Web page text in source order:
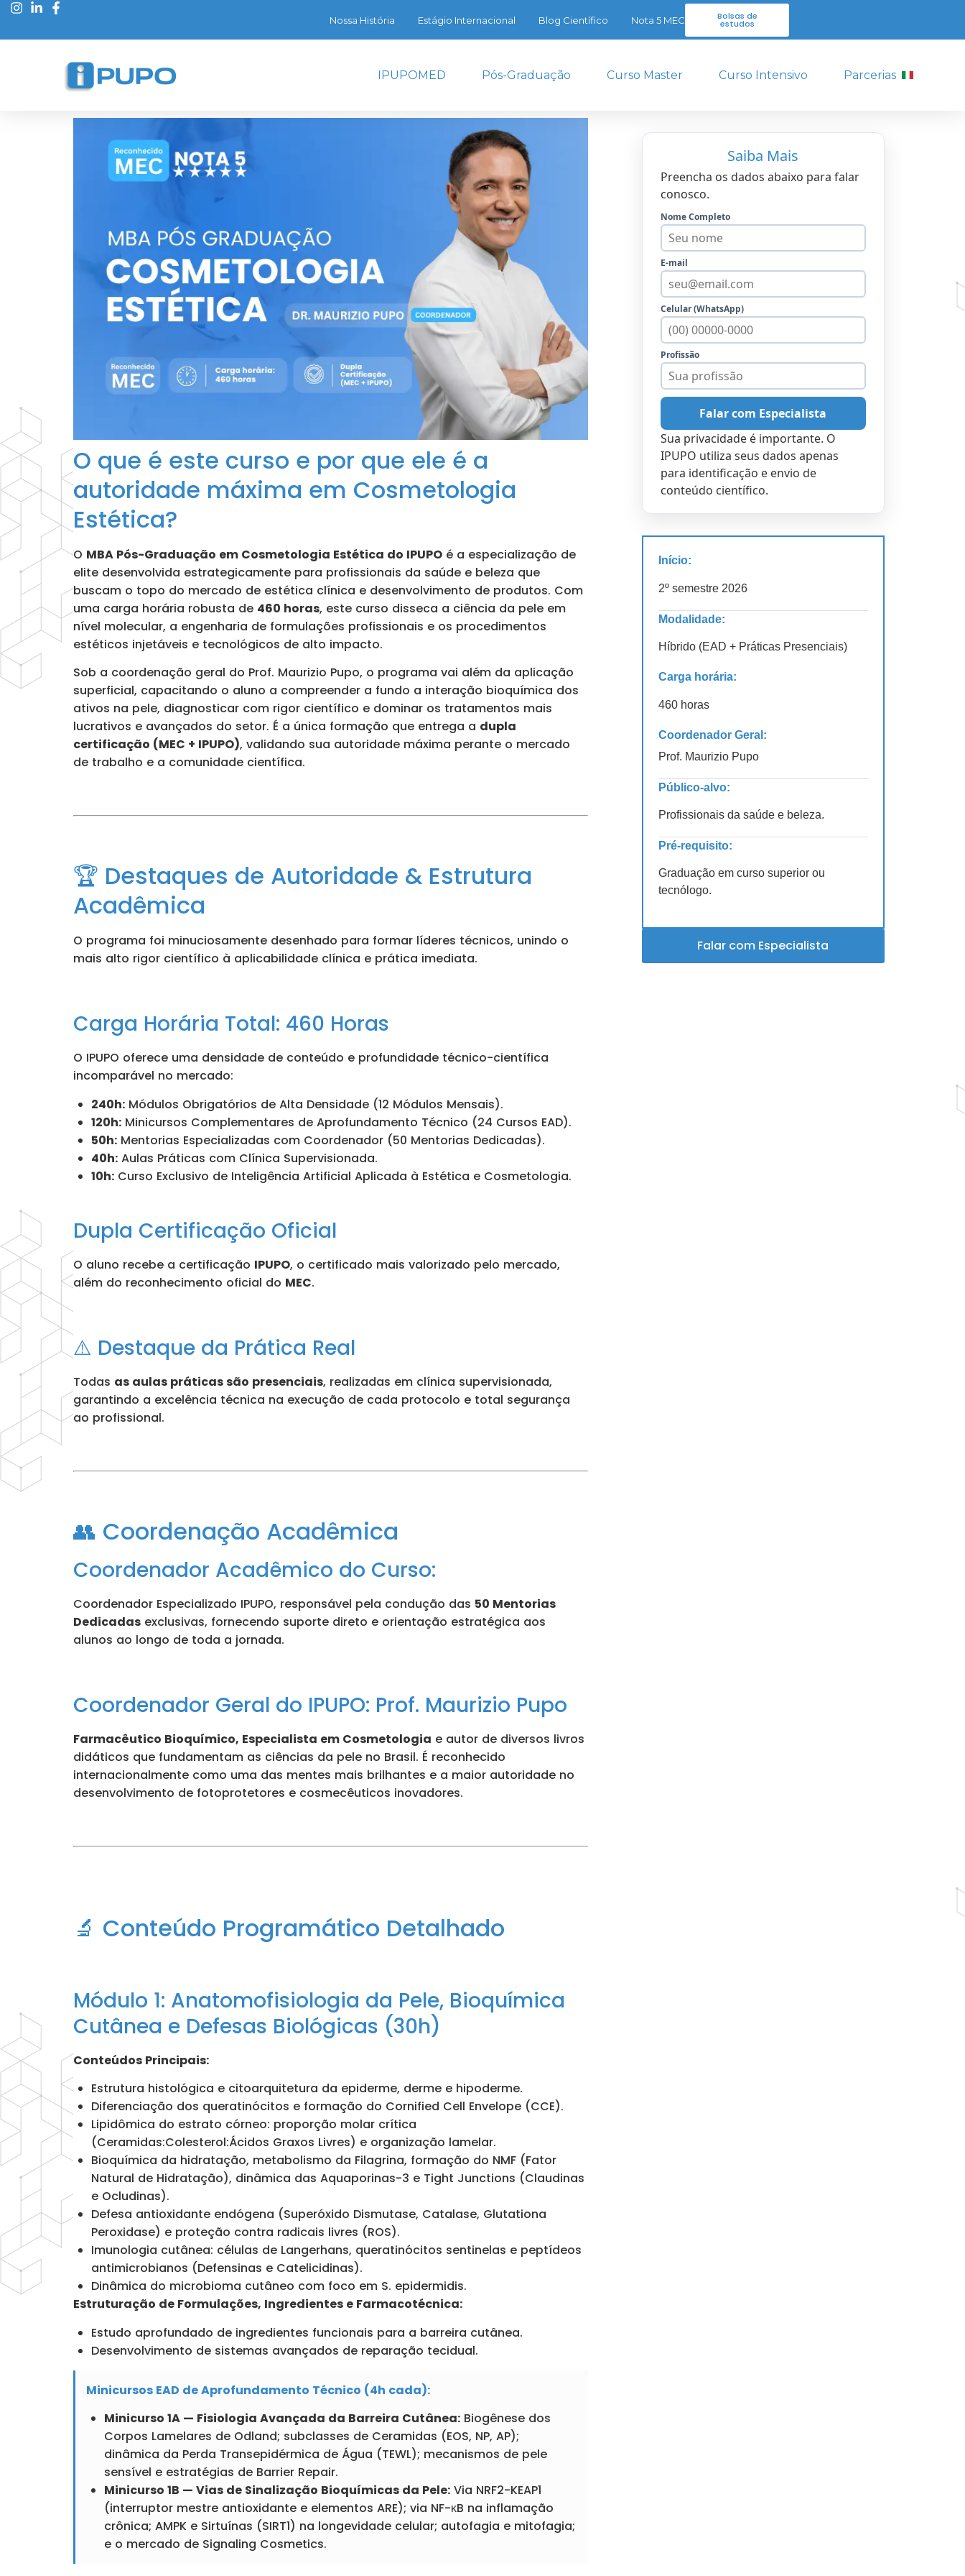
Bolsas de
estudos
Nossa História Estágio Internacional Blog Científico Nota 5 MEC
IPUPOMED Pós-Graduação Curso Master Curso Intensivo Parcerias
O que é este curso e por que ele é a
autoridade máxima em Cosmetologia
Estética?
O MBA Pós-Graduação em Cosmetologia Estética do IPUPO é a especialização de
elite desenvolvida estrategicamente para profissionais da saúde e beleza que
buscam o topo do mercado de estética clínica e desenvolvimento de produtos. Com
uma carga horária robusta de 460 horas, este curso disseca a ciência da pele em
nível molecular, a engenharia de formulações profissionais e os procedimentos
estéticos injetáveis e tecnológicos de alto impacto.
Sob a coordenação geral do Prof. Maurizio Pupo, o programa vai além da aplicação
superficial, capacitando o aluno a compreender a fundo a interação bioquímica dos
ativos na pele, diagnosticar com rigor científico e dominar os tratamentos mais
lucrativos e avançados do setor. É a única formação que entrega a dupla
certificação (MEC + IPUPO), validando sua autoridade máxima perante o mercado
de trabalho e a comunidade científica.
🏆 Destaques de Autoridade & Estrutura
Acadêmica
O programa foi minuciosamente desenhado para formar líderes técnicos, unindo o
mais alto rigor científico à aplicabilidade clínica e prática imediata.
Carga Horária Total: 460 Horas
O IPUPO oferece uma densidade de conteúdo e profundidade técnico-científica
incomparável no mercado:
240h: Módulos Obrigatórios de Alta Densidade (12 Módulos Mensais).
120h: Minicursos Complementares de Aprofundamento Técnico (24 Cursos EAD).
50h: Mentorias Especializadas com Coordenador (50 Mentorias Dedicadas).
40h: Aulas Práticas com Clínica Supervisionada.
10h: Curso Exclusivo de Inteligência Artificial Aplicada à Estética e Cosmetologia.
Dupla Certificação Oficial
O aluno recebe a certificação IPUPO, o certificado mais valorizado pelo mercado,
além do reconhecimento oficial do MEC.
⚠️ Destaque da Prática Real
Todas as aulas práticas são presenciais, realizadas em clínica supervisionada,
garantindo a excelência técnica na execução de cada protocolo e total segurança
ao profissional.
👥 Coordenação Acadêmica
Coordenador Acadêmico do Curso:
Coordenador Especializado IPUPO, responsável pela condução das 50 Mentorias
Dedicadas exclusivas, fornecendo suporte direto e orientação estratégica aos
alunos ao longo de toda a jornada.
Coordenador Geral do IPUPO: Prof. Maurizio Pupo
Farmacêutico Bioquímico, Especialista em Cosmetologia e autor de diversos livros
didáticos que fundamentam as ciências da pele no Brasil. É reconhecido
internacionalmente como uma das mentes mais brilhantes e a maior autoridade no
desenvolvimento de fotoprotetores e cosmecêuticos inovadores.
🔬 Conteúdo Programático Detalhado
Módulo 1: Anatomofisiologia da Pele, Bioquímica
Cutânea e Defesas Biológicas (30h)
Conteúdos Principais:
Estrutura histológica e citoarquitetura da epiderme, derme e hipoderme.
Diferenciação dos queratinócitos e formação do Cornified Cell Envelope (CCE).
Lipidômica do estrato córneo: proporção molar crítica
(Ceramidas:Colesterol:Ácidos Graxos Livres) e organização lamelar.
Bioquímica da hidratação, metabolismo da Filagrina, formação do NMF (Fator
Natural de Hidratação), dinâmica das Aquaporinas-3 e Tight Junctions (Claudinas
e Ocludinas).
Defesa antioxidante endógena (Superóxido Dismutase, Catalase, Glutationa
Peroxidase) e proteção contra radicais livres (ROS).
Imunologia cutânea: células de Langerhans, queratinócitos sentinelas e peptídeos
antimicrobianos (Defensinas e Catelicidinas).
Dinâmica do microbioma cutâneo com foco em S. epidermidis.
Estruturação de Formulações, Ingredientes e Farmacotécnica:
Estudo aprofundado de ingredientes funcionais para a barreira cutânea.
Desenvolvimento de sistemas avançados de reparação tecidual.
Minicursos EAD de Aprofundamento Técnico (4h cada):
Minicurso 1A — Fisiologia Avançada da Barreira Cutânea: Biogênese dos
Corpos Lamelares de Odland; subclasses de Ceramidas (EOS, NP, AP);
dinâmica da Perda Transepidérmica de Água (TEWL); mecanismos de pele
sensível e estratégias de Barrier Repair.
Minicurso 1B — Vias de Sinalização Bioquímicas da Pele: Via NRF2-KEAP1
(interruptor mestre antioxidante e elementos ARE); via NF-κB na inflamação
crônica; AMPK e Sirtuínas (SIRT1) na longevidade celular; autofagia e mitofagia;
e o mercado de Signaling Cosmetics.
Saiba Mais
Preencha os dados abaixo para falar
conosco.
Nome Completo
E-mail
Celular (WhatsApp)
Profissão
Falar com Especialista
Sua privacidade é importante. O
IPUPO utiliza seus dados apenas
para identificação e envio de
conteúdo científico.
Início:
2º semestre 2026
Modalidade:
Híbrido (EAD + Práticas Presenciais)
Carga horária:
460 horas
Coordenador Geral:
Prof. Maurizio Pupo
Público-alvo:
Profissionais da saúde e beleza.
Pré-requisito:
Graduação em curso superior ou
tecnólogo.
Falar com Especialista